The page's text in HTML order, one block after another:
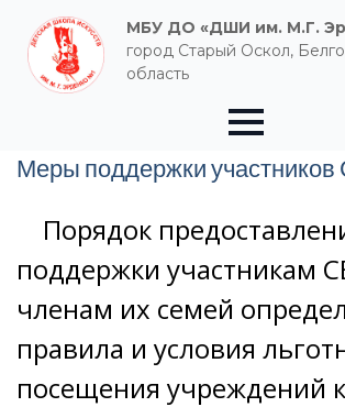
МБУ ДО «ДШИ им. М.Г.
город Старый Оскол,
область
Меры поддержки
Порядок
поддержки участникам
членам их семей
правила и условия
посещения учреждений